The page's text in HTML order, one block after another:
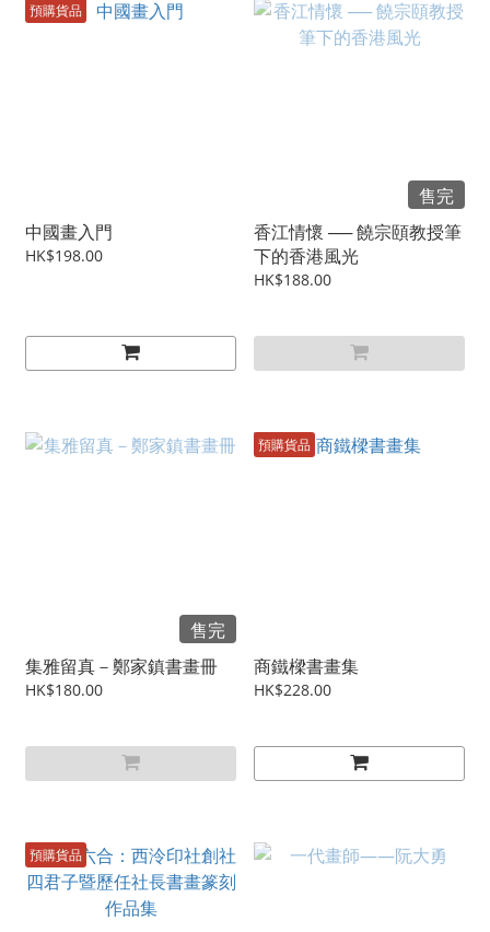
預購貨品
中國畫入門
HK$198.00
售完
香江情懷 ── 饒宗頤教授筆
下的香港風光
HK$188.00
售完
集雅留真－鄭家鎮書畫冊
HK$180.00
預購貨品
商鐵樑書畫集
HK$228.00
預購貨品